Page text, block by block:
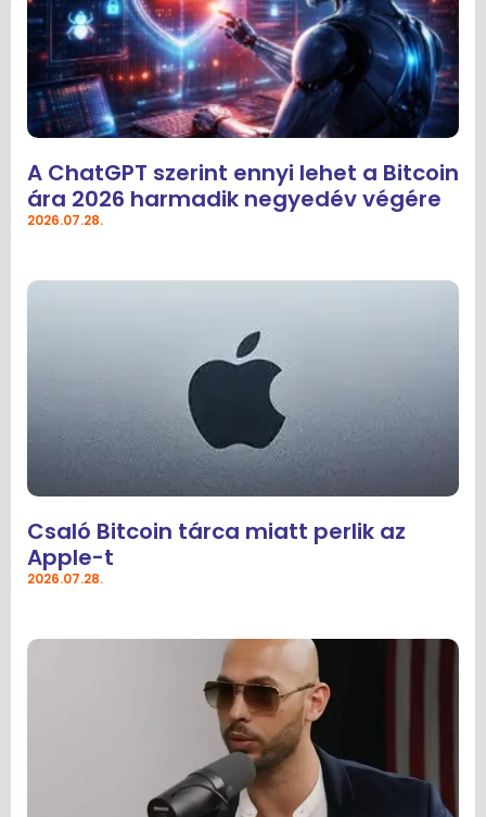
A ChatGPT szerint ennyi lehet a Bitcoin
ára 2026 harmadik negyedév végére
2026.07.28.
Csaló Bitcoin tárca miatt perlik az
Apple-t
2026.07.28.